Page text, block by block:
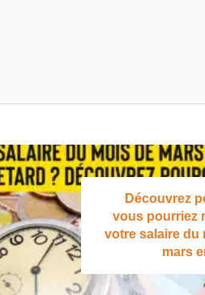
Découvrez
vous pourriez
votre salaire du
mars